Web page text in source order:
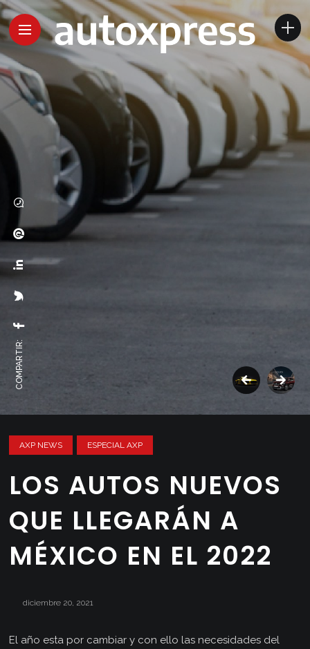
COMPARTIR:
AXP NEWS ESPECIAL AXP
LOS AUTOS NUEVOS
QUE LLEGARÁN A
MÉXICO EN EL 2022
diciembre 20, 2021
El año esta por cambiar y con ello las necesidades del